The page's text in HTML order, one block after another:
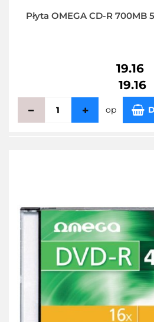
Płyta OMEGA CD-R 700MB
19.16
19.16
op